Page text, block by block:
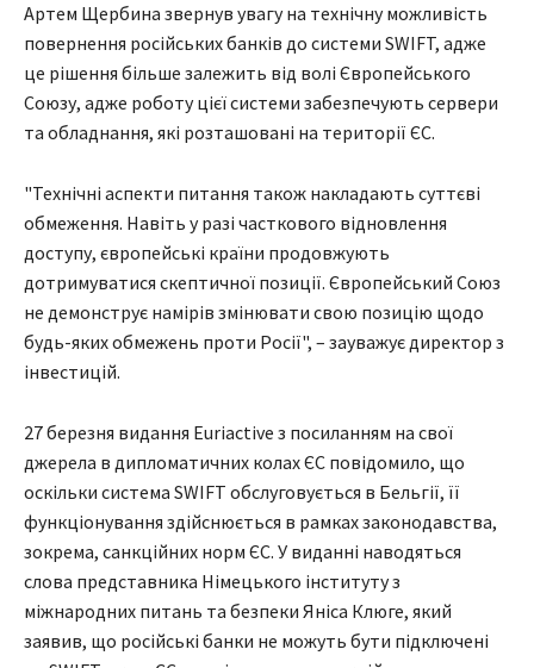
Артем Щербина звернув увагу на технічну можливість
повернення російських банків до системи SWIFT, адже
це рішення більше залежить від волі Європейського
Союзу, адже роботу цієї системи забезпечують сервери
та обладнання, які розташовані на території ЄС.
"Технічні аспекти питання також накладають суттєві
обмеження. Навіть у разі часткового відновлення
доступу, європейські країни продовжують
дотримуватися скептичної позиції. Європейський Союз
не демонструє намірів змінювати свою позицію щодо
будь-яких обмежень проти Росії", – зауважує директор з
інвестицій.
27 березня видання Euriactive з посиланням на свої
джерела в дипломатичних колах ЄС повідомило, що
оскільки система SWIFT обслуговується в Бельгії, її
функціонування здійснюється в рамках законодавства,
зокрема, санкційних норм ЄС. У виданні наводяться
слова представника Німецького інституту з
міжнародних питань та безпеки Яніса Клюге, який
заявив, що російські банки не можуть бути підключені